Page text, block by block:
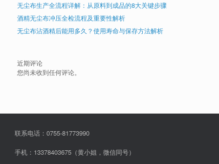
无尘布生产全流程详解：从原料到成品的8大关键步骤
酒精无尘布冲压全检流程及重要性解析
无尘布沾酒精后能用多久？使用寿命与保存方法解析
近期评论
您尚未收到任何评论。
联系电话：0755-81773990
手机：13378403675（黄小姐，微信同号）